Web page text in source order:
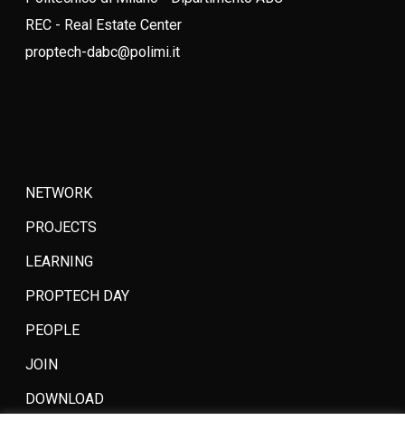
REC - Real Estate Center
proptech-dabc@polimi.it
NETWORK
PROJECTS
LEARNING
PROPTECH DAY
PEOPLE
JOIN
DOWNLOAD